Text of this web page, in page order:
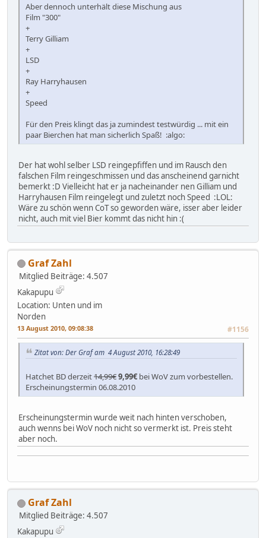
Aber dennoch unterhält diese Mischung aus
Film "300"
+
Terry Gilliam
+
LSD
+
Ray Harryhausen
+
Speed
Für den Preis klingt das ja zumindest testwürdig ... mit ein
paar Bierchen hat man sicherlich Spaß! :algo:
Der hat wohl selber LSD reingepfiffen und im Rausch den
falschen Film reingeschmissen und das anscheinend garnicht
bemerkt :D Vielleicht hat er ja nacheinander nen Gilliam und
Harryhausen Film reingelegt und zuletzt noch Speed :LOL:
Wäre zu schön wenn CoT so geworden wäre, isser aber leider
nicht, auch mit viel Bier kommt das nicht hin :(
Graf Zahl
Mitglied Beiträge: 4.507
Kakapupu
Location: Unten und im
Norden
13 August 2010, 09:08:38 #1156
Zitat von: Der Graf am 4 August 2010, 16:28:49
Hatchet BD derzeit14,99€9,99€ bei WoV zum vorbestellen.
Erscheinungstermin 06.08.2010
Erscheinungstermin wurde weit nach hinten verschoben,
auch wenns bei WoV noch nicht so vermerkt ist. Preis steht
aber noch.
Graf Zahl
Mitglied Beiträge: 4.507
Kakapupu